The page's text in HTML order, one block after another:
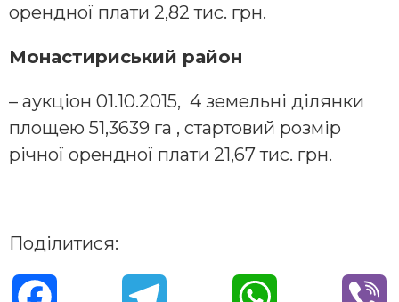
орендної плати 2,82 тис. грн.
Монастириський район
– аукціон 01.10.2015, 4 земельні ділянки
площею 51,3639 га , стартовий розмір
річної орендної плати 21,67 тис. грн.
Поділитися: